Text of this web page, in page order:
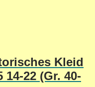
Kleid
14-22 (Gr. 40-